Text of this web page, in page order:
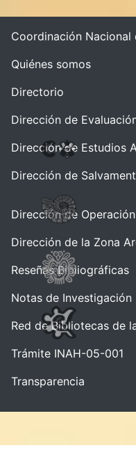
Coordinación Nacional
Quiénes somos
Directorio
Dirección de
Dirección de Estudios
Dirección de
Dirección de
Dirección de la Zona
Reseñas Bibliográficas
Notas de Investigación
Red de Bibliotecas de
Trámite INAH-05-001
Transparencia